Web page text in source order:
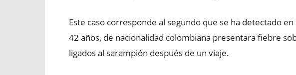
Este caso corresponde al segundo que se ha detectado
42 años, de nacionalidad colombiana presentara fiebre
ligados al sarampión después de un viaje.